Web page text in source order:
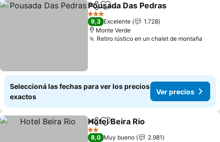
CompartirAñadir a favoritos
Pousada Das Pedras
3 Estrellas
9,3 Excelente
1.728
Monte Verde
Retiro rústico en un chalet de montaña
Seleccioná las fechas para ver los precios
exactos
Ver precios
CompartirAñadir a favoritos
Hotel Beira Rio
2 Estrellas
8,0 Muy bueno
2.981